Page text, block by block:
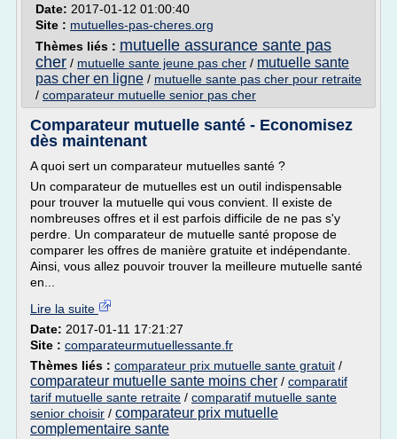
Date: 2017-01-12 01:00:40
Site : mutuelles-pas-cheres.org
Thèmes liés : mutuelle assurance sante pas
cher / mutuelle sante jeune pas cher / mutuelle sante
pas cher en ligne / mutuelle sante pas cher pour retraite
/ comparateur mutuelle senior pas cher
Comparateur mutuelle santé - Economisez
dès maintenant
A quoi sert un comparateur mutuelles santé ?
Un comparateur de mutuelles est un outil indispensable
pour trouver la mutuelle qui vous convient. Il existe de
nombreuses offres et il est parfois difficile de ne pas s'y
perdre. Un comparateur de mutuelle santé propose de
comparer les offres de manière gratuite et indépendante.
Ainsi, vous allez pouvoir trouver la meilleure mutuelle santé
en...
Lire la suite
Date: 2017-01-11 17:21:27
Site : comparateurmutuellessante.fr
Thèmes liés : comparateur prix mutuelle sante gratuit /
comparateur mutuelle sante moins cher / comparatif
tarif mutuelle sante retraite / comparatif mutuelle sante
senior choisir / comparateur prix mutuelle
complementaire sante